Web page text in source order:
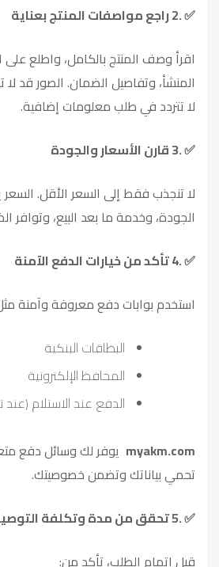
✅
2.راجع مواصفات المنتج بعناية
اقرأ وصف المنتج بالكامل، واطلع على
المنشأ، وتفاصيل الضمان. الصور قد لا
لا تتردد في طلب معلومات إضافية.
✅
3.قارن الأسعار والجودة
لا تنجذب فقط إلى السعر الأقل.
الجودة، وخدمة ما بعد البيع، وتوافر
✅
4.تأكد من خيارات الدفع الآمنة
استخدم بوابات دفع معروفة وآمنة
البطاقات البنكية
المحافظ الإلكترونية
الدفع عند الاستلام
myakm.com يوفر لك وسائل دفع
تحمي بياناتك وتضمن خصوصيتك.
✅
5.تحقق من مدة وتكلفة
قبل إتمام الطلب، تأكد من: